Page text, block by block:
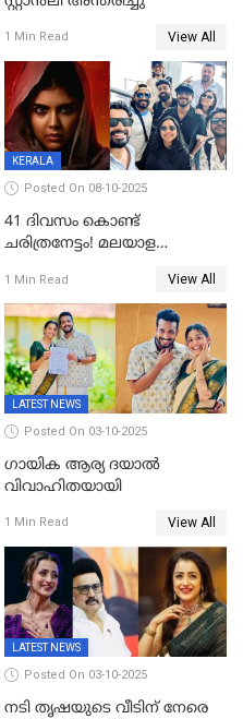
1 Min Read View All
KERALA
Posted On 08-10-2025
41 ദിവസം കൊണ്ട്
ചരിത്രനേട്ടം! മലയാള
അധ്യായം, വിസ്മയമായി
ലോക 300 കോടി ക്ലബ്ബിൽ
1 Min Read View All
LATEST NEWS
Posted On 03-10-2025
ഗായിക ആര്യ ദയാൽ
വിവാഹിതയായി
1 Min Read View All
LATEST NEWS
Posted On 03-10-2025
നടി തൃഷയുടെ വീടിന് നേരെ